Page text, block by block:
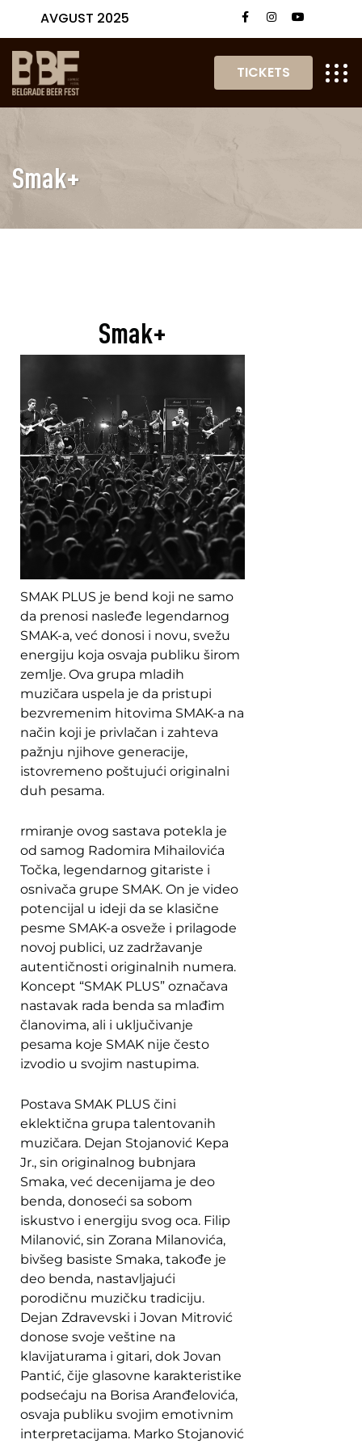
AVGUST 2025
TICKETS
Smak+
Smak+
SMAK PLUS je bend koji ne samo
da prenosi nasleđe legendarnog
SMAK-a, već donosi i novu, svežu
energiju koja osvaja publiku širom
zemlje. Ova grupa mladih
muzičara uspela je da pristupi
bezvremenim hitovima SMAK-a na
način koji je privlačan i zahteva
pažnju njihove generacije,
istovremeno poštujući originalni
duh pesama.
rmiranje ovog sastava potekla je
od samog Radomira Mihailovića
Točka, legendarnog gitariste i
osnivača grupe SMAK. On je video
potencijal u ideji da se klasične
pesme SMAK-a osveže i prilagode
novoj publici, uz zadržavanje
autentičnosti originalnih numera.
Koncept “SMAK PLUS” označava
nastavak rada benda sa mlađim
članovima, ali i uključivanje
pesama koje SMAK nije često
izvodio u svojim nastupima.
Postava SMAK PLUS čini
eklektična grupa talentovanih
muzičara. Dejan Stojanović Kepa
Jr., sin originalnog bubnjara
Smaka, već decenijama je deo
benda, donoseći sa sobom
iskustvo i energiju svog oca. Filip
Milanović, sin Zorana Milanovića,
bivšeg basiste Smaka, takođe je
deo benda, nastavljajući
porodičnu muzičku tradiciju.
Dejan Zdravevski i Jovan Mitrović
donose svoje veštine na
klavijaturama i gitari, dok Jovan
Pantić, čije glasovne karakteristike
podsećaju na Borisa Aranđelovića,
osvaja publiku svojim emotivnim
interpretacijama. Marko Stojanović